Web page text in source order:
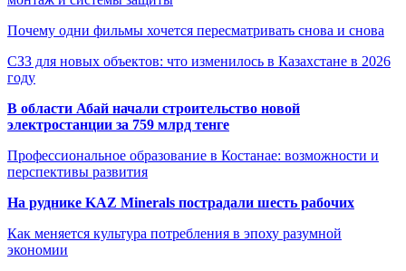
Почему одни фильмы хочется пересматривать снова и снова
СЗЗ для новых объектов: что изменилось в Казахстане в 2026
году
В области Абай начали строительство новой
электростанции за 759 млрд тенге
Профессиональное образование в Костанае: возможности и
перспективы развития
На руднике KAZ Minerals пострадали шесть рабочих
Как меняется культура потребления в эпоху разумной
экономии